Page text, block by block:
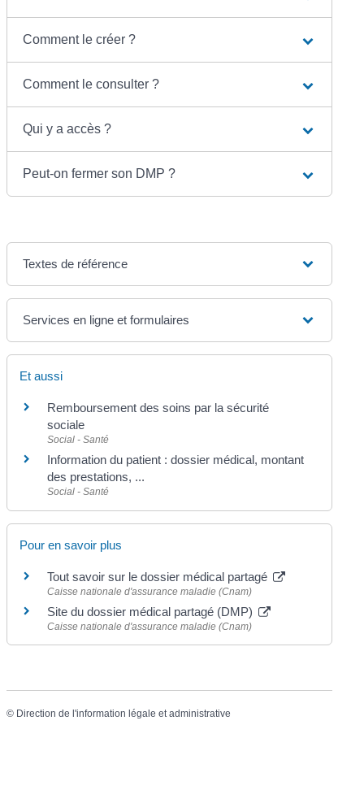
Comment le créer ?
Comment le consulter ?
Qui y a accès ?
Peut-on fermer son DMP ?
Textes de référence
Services en ligne et formulaires
Et aussi
Remboursement des soins par la sécurité
sociale
Social - Santé
Information du patient : dossier médical, montant
des prestations, ...
Social - Santé
Pour en savoir plus
Tout savoir sur le dossier médical partagé
Caisse nationale d'assurance maladie (Cnam)
Site du dossier médical partagé (DMP)
Caisse nationale d'assurance maladie (Cnam)
© Direction de l'information légale et administrative